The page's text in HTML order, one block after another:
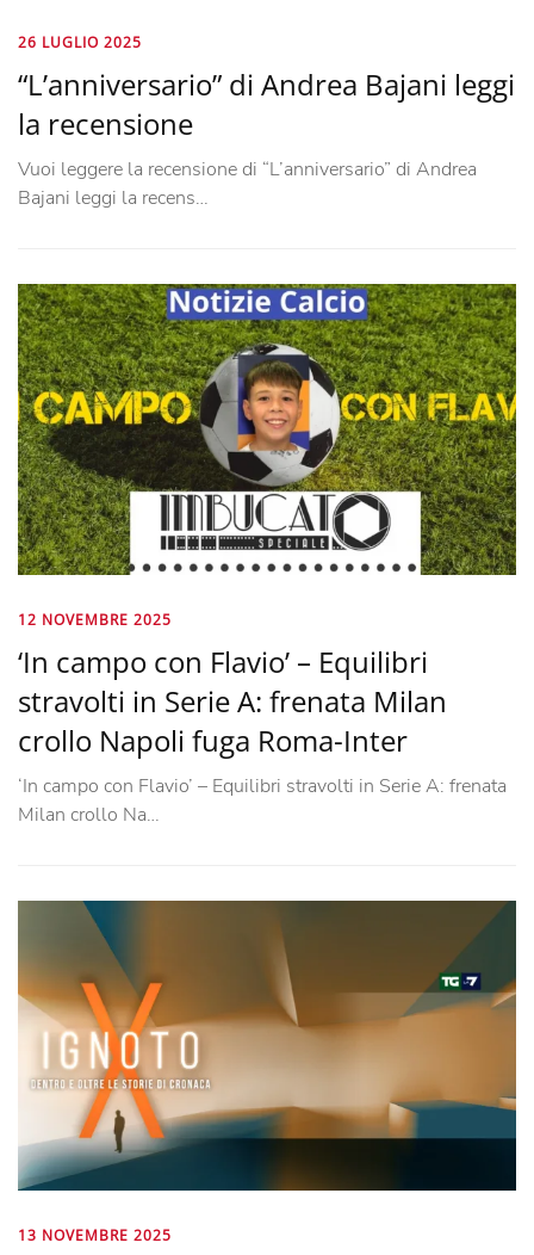
26 LUGLIO 2025
“L’anniversario” di Andrea Bajani leggi
la recensione
Vuoi leggere la recensione di “L’anniversario” di Andrea
Bajani leggi la recens…
12 NOVEMBRE 2025
‘In campo con Flavio’ – Equilibri
stravolti in Serie A: frenata Milan
crollo Napoli fuga Roma-Inter
‘In campo con Flavio’ – Equilibri stravolti in Serie A: frenata
Milan crollo Na…
13 NOVEMBRE 2025